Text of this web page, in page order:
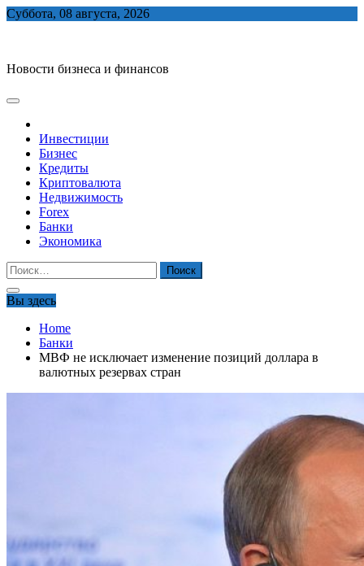
Skip
Суббота, 08 августа, 2026
Новости бизнеса и финансов
Инвестиции
Бизнес
Кредиты
Криптовалюта
Недвижимость
Forex
Банки
Экономика
Найти:
Вы здесь
Home
Банки
МВФ не исключает изменение позиций доллара в
валютных резервах стран